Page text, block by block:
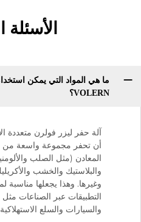
الأسئلة
ما هي المواد التي يمكن
VOLERN؟
آلة حفر ليزر فولرن متعددة
أن تحفر مجموعة واسعة من
المعادن (مثل الصلب
والبلاستيك والخشب
وغيرها. وهذا يجعلها
التطبيقات عبر الصناعات مثل
والسيارات والسلع